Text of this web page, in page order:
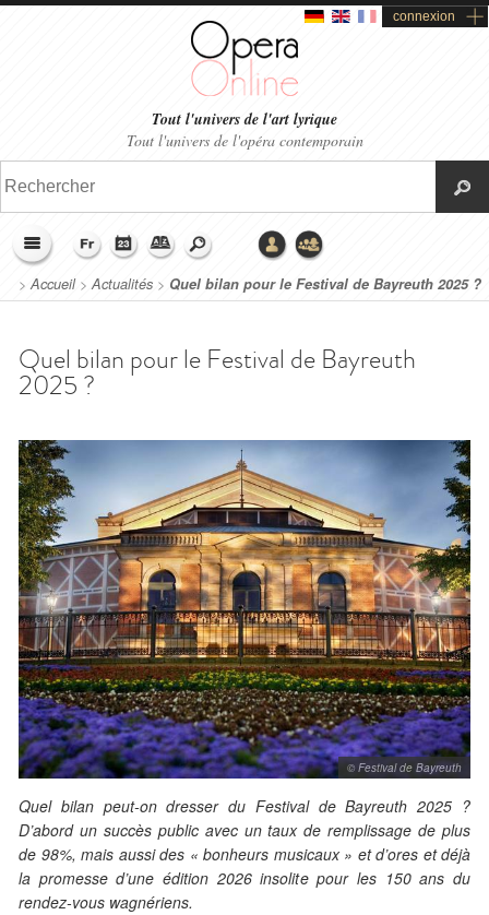
connexion
Tout l'univers de l'art lyrique
Tout l'univers de l'opéra contemporain
>Accueil>Actualités > Quel bilan pour le Festival de Bayreuth 2025 ?
Quel bilan pour le Festival de Bayreuth
2025 ?
© Festival de Bayreuth
Quel bilan peut-on dresser du Festival de Bayreuth 2025 ?
D’abord un succès public avec un taux de remplissage de plus
de 98%, mais aussi des « bonheurs musicaux » et d’ores et déjà
la promesse d’une édition 2026 insolite pour les 150 ans du
rendez-vous wagnériens.